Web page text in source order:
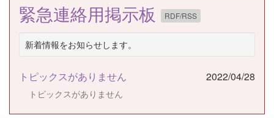
緊急連絡用掲示板 RDF/RSS
新着情報をお知らせします。
トピックスがありません 2022/04/28
トピックスがありません